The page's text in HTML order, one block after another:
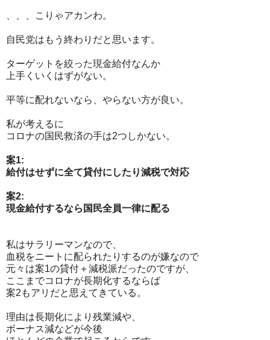
、、、こりゃアカンわ。
自民党はもう終わりだと思います。
ターゲットを絞った現金給付なんか
上手くいくはずがない。
平等に配れないなら、やらない方が良い。
私が考えるに
コロナの国民救済の手は2つしかない。
案1:
給付はせずに全て貸付にしたり減税で対応
案2:
現金給付するなら国民全員一律に配る
私はサラリーマンなので、
血税をニートに配られたりするのが嫌なので
元々は案1の貸付＋減税派だったのですが、
ここまでコロナが長期化するならば
案2もアリだと思えてきている。
理由は長期化により残業減や、
ボーナス減などが今後